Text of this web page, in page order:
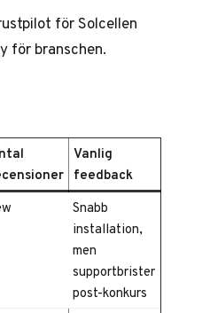
för Solcellen
för branschen.
Vanlig
feedback
Snabb
installation,
men
supportbrister
post-konkurs